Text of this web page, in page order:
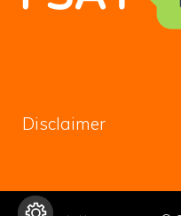
Disclaimer